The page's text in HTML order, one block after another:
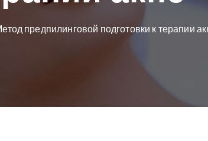
предпилинговой подготовки к терапии